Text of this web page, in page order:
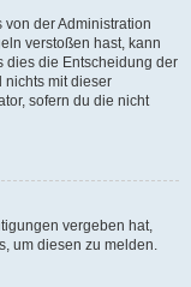
der Administration
verstoßen hast, kann
dies die Entscheidung der
nichts mit dieser
sofern du die nicht
vergeben hat,
um diesen zu melden.